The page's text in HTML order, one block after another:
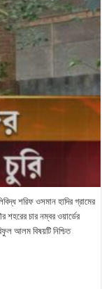
শরিফ ওসমান হাদির গ্রামের
শহরের চার নম্বর ওয়ার্ডের
আলম বিষয়টি নিশ্চিত